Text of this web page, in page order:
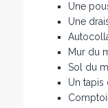
Une
Une
Mur du
Sol du
Un tapis